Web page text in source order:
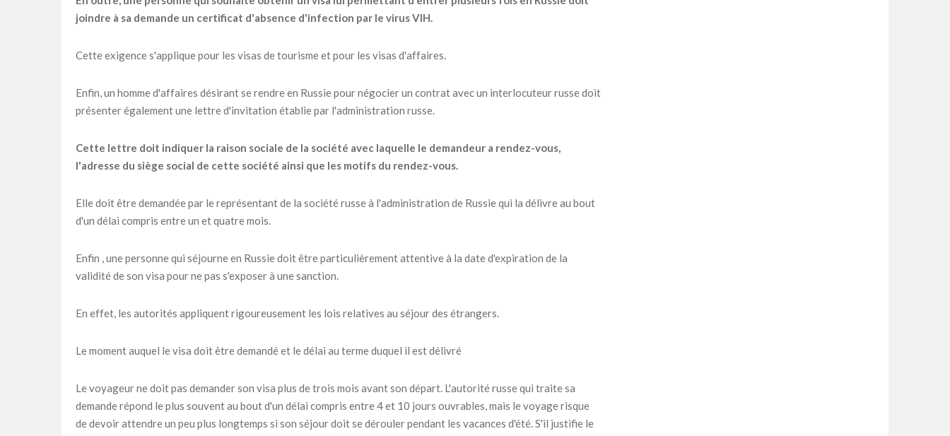
joindre à sa demande un certificat d'absence d'infection par le virus VIH.
Cette exigence s'applique pour les visas de tourisme et pour les visas d'affaires.
Enfin, un homme d'affaires désirant se rendre en Russie pour négocier un contrat avec un interlocuteur russe doit
présenter également une lettre d'invitation établie par l'administration russe.
Cette lettre doit indiquer la raison sociale de la société avec laquelle le demandeur a rendez-vous,
l'adresse du siège social de cette société ainsi que les motifs du rendez-vous.
Elle doit être demandée par le représentant de la société russe à l'administration de Russie qui la délivre au bout
d'un délai compris entre un et quatre mois.
Enfin , une personne qui séjourne en Russie doit être particulièrement attentive à la date d'expiration de la
validité de son visa pour ne pas s'exposer à une sanction.
En effet, les autorités appliquent rigoureusement les lois relatives au séjour des étrangers.
Le moment auquel le visa doit être demandé et le délai au terme duquel il est délivré
Le voyageur ne doit pas demander son visa plus de trois mois avant son départ. L'autorité russe qui traite sa
demande répond le plus souvent au bout d'un délai compris entre 4 et 10 jours ouvrables, mais le voyage risque
de devoir attendre un peu plus longtemps si son séjour doit se dérouler pendant les vacances d'été. S'il justifie le